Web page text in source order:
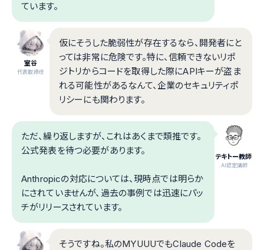
ています。
室谷
代表取締役
仮にそうした脆弱性が存在するなら、開発者にと
っては非常に危険です。特に、信頼できないリポ
ジトリからコードを取得した際にAPIキーが盗ま
れる可能性があるなんて、企業のセキュリティポ
リシーにも関わります。
テキトー教師
.AI認定講師
ただ、繰り返しますが、これはあくまで類推です。
公式発表を待つ必要があります。
Anthropicの対応については、現時点では明らか
にされていませんが、過去の事例では迅速にパッ
チがリリースされています。
そうですね。私のMYUUUでもClaude Codeを